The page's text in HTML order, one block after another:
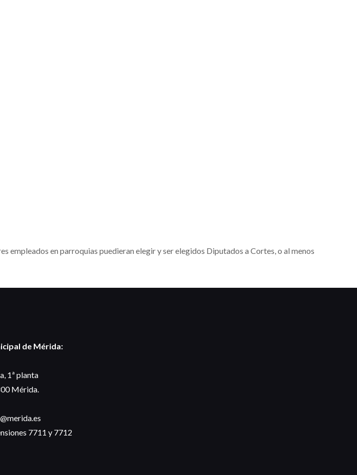
empleados en parroquias puedieran elegir y ser elegidos Diputados a Cortes, o al menos
de Mérida:
1ª planta
Mérida.
7711 y 7712